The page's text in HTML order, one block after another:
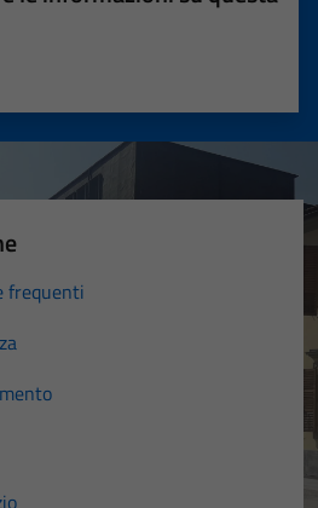
stelle su 5
su 5
5
frequenti